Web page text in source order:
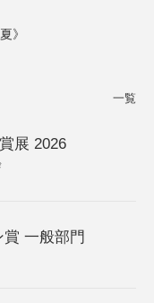
》
一覧
展 2026
一般部門